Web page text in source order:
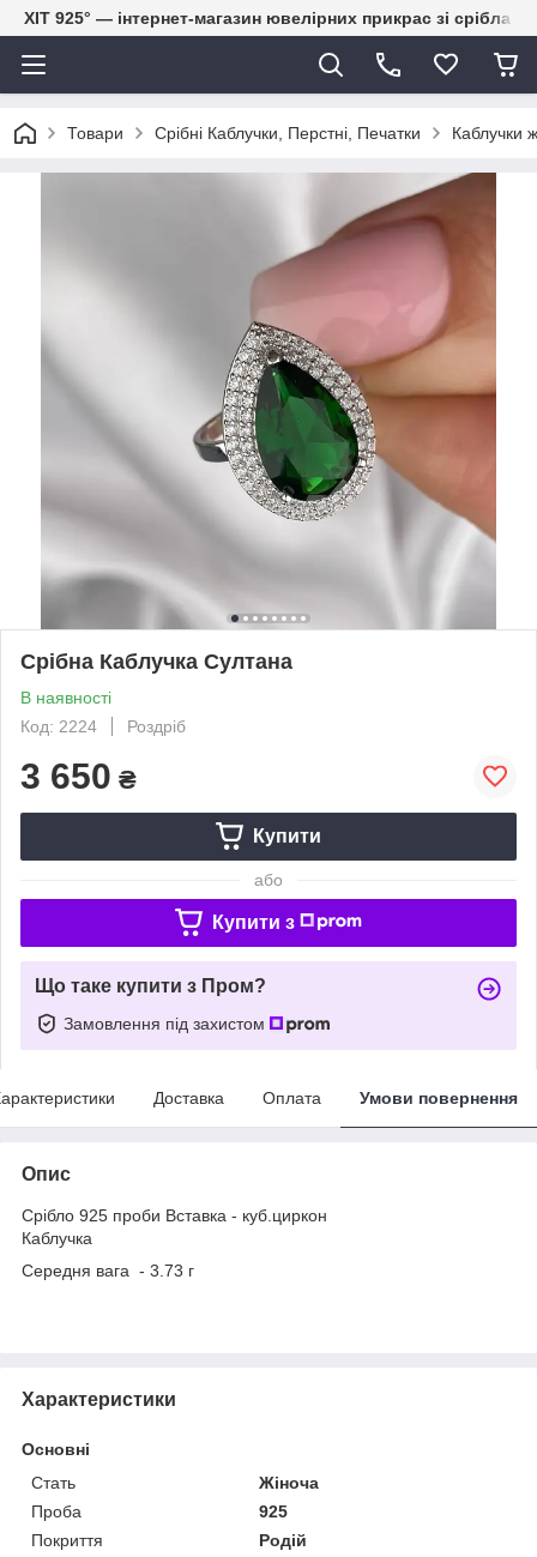
ХІТ 925° — інтернет-магазин ювелірних прикрас зі срібла
Товари Срібні Каблучки, Перстні, Печатки Каблучки
Срібна Каблучка Султана
В наявності
Код: 2224
Роздріб
3 650 ₴
Купити
або
Купити з
Що таке купити з Пром?
Замовлення під захистом
Доставка Оплата Умови повернення
Опис
Срібло 925 проби Вставка - куб.циркон
Каблучка
Середня вага - 3.73 г
Характеристики
Основні
Стать
Жіноча
Проба
925
Покриття
Родій